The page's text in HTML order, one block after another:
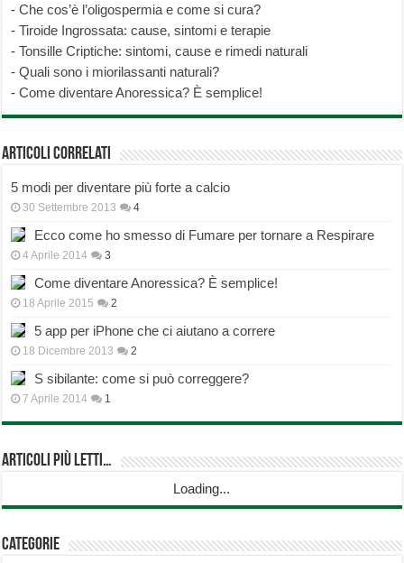
-Che cos’è l’oligospermia e come si cura?
-Tiroide Ingrossata: cause, sintomi e terapie
-Tonsille Criptiche: sintomi, cause e rimedi naturali
-Quali sono i miorilassanti naturali?
-Come diventare Anoressica? È semplice!
Articoli correlati
5 modi per diventare più forte a calcio
30 Settembre 2013 4
Ecco come ho smesso di Fumare per tornare a Respirare
4 Aprile 2014 3
Come diventare Anoressica? È semplice!
18 Aprile 2015 2
5 app per iPhone che ci aiutano a correre
18 Dicembre 2013 2
S sibilante: come si può correggere?
7 Aprile 2014 1
Articoli più Letti…
Loading...
Categorie